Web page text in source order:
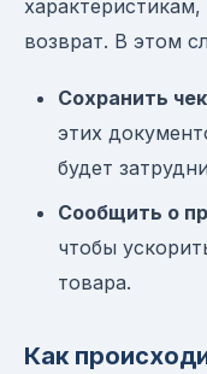
возврат. В этом
Сохранить
этих
будет
Сообщить о
чтобы
товара.
Как